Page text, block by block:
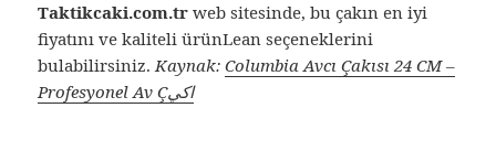
Taktikcaki.com.tr web sitesinde, bu çakın en iyi
fiyatını ve kaliteli ürünLean seçeneklerini
bulabilirsiniz.Kaynak:Columbia Avcı Çakısı 24 CM –
Profesyonel Av Çاكي